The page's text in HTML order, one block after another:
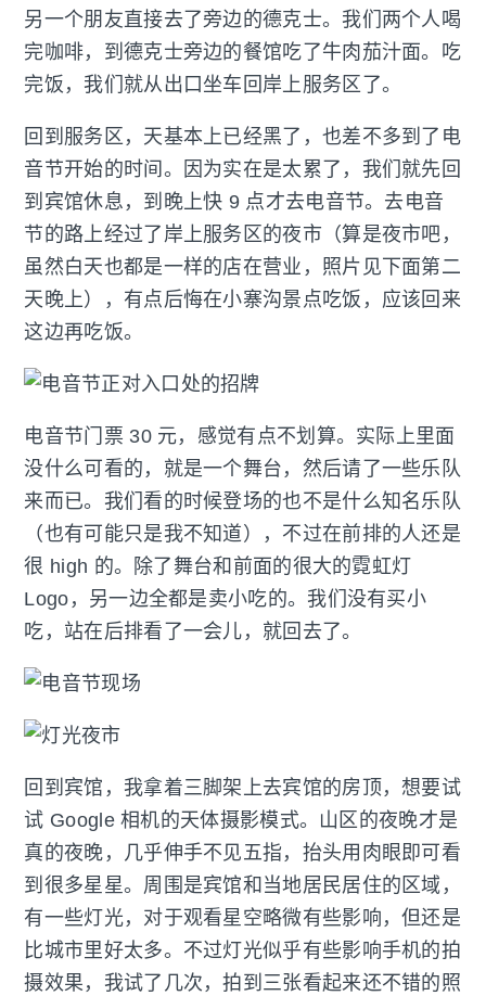
另一个朋友直接去了旁边的德克士。我们两个人喝
完咖啡，到德克士旁边的餐馆吃了牛肉茄汁面。吃
完饭，我们就从出口坐车回岸上服务区了。
回到服务区，天基本上已经黑了，也差不多到了电
音节开始的时间。因为实在是太累了，我们就先回
到宾馆休息，到晚上快 9 点才去电音节。去电音
节的路上经过了岸上服务区的夜市（算是夜市吧，
虽然白天也都是一样的店在营业，照片见下面第二
天晚上），有点后悔在小寨沟景点吃饭，应该回来
这边再吃饭。
电音节门票 30 元，感觉有点不划算。实际上里面
没什么可看的，就是一个舞台，然后请了一些乐队
来而已。我们看的时候登场的也不是什么知名乐队
（也有可能只是我不知道），不过在前排的人还是
很 high 的。除了舞台和前面的很大的霓虹灯
Logo，另一边全都是卖小吃的。我们没有买小
吃，站在后排看了一会儿，就回去了。
回到宾馆，我拿着三脚架上去宾馆的房顶，想要试
试 Google 相机的天体摄影模式。山区的夜晚才是
真的夜晚，几乎伸手不见五指，抬头用肉眼即可看
到很多星星。周围是宾馆和当地居民居住的区域，
有一些灯光，对于观看星空略微有些影响，但还是
比城市里好太多。不过灯光似乎有些影响手机的拍
摄效果，我试了几次，拍到三张看起来还不错的照